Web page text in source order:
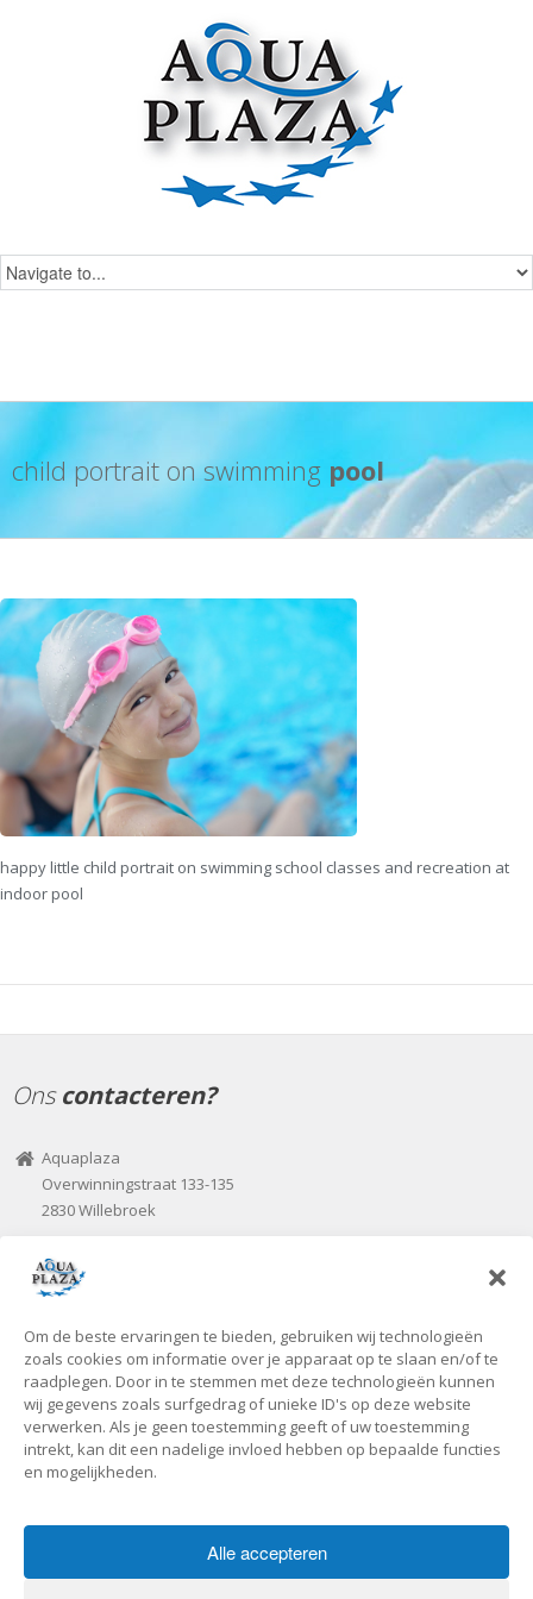
Om de beste ervaringen te bieden, gebruiken wij technologieën
zoals cookies om informatie over je apparaat op te slaan en/of te
raadplegen. Door in te stemmen met deze technologieën kunnen
wij gegevens zoals surfgedrag of unieke ID's op deze website
verwerken. Als je geen toestemming geeft of uw toestemming
intrekt, kan dit een nadelige invloed hebben op bepaalde functies
en mogelijkheden.
Alle accepteren
child portrait on swimming pool
happy little child portrait on swimming school classes and recreation at
indoor pool
Onscontacteren?
Aquaplaza
Overwinningstraat 133-135
2830 Willebroek
03 / 866 07 82
aquaplaza@seniorplaza.be
Onzeopeningsuren
Voorlopig zijn we uitsluitend open tijdens de kantooruren of op
individuele vraag!
Copyright © 2019 - Aquaplaza -Privacybeleid-Cookiebeleid